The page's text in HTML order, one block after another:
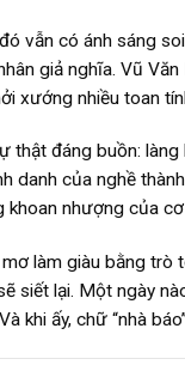
vẫn có ánh sáng
giả nghĩa. Vũ
xướng nhiều toan
thật đáng buồn:
danh của nghề
khoan nhượng của
làm giàu bằng trò
siết lại. Một ngày
khi ấy, chữ “nhà